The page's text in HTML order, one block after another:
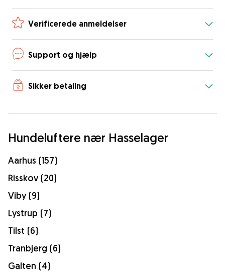
Verificerede anmeldelser
Support og hjælp
Sikker betaling
Hundeluftere nær Hasselager
Aarhus (157)
Risskov (20)
Viby (9)
Lystrup (7)
Tilst (6)
Tranbjerg (6)
Galten (4)